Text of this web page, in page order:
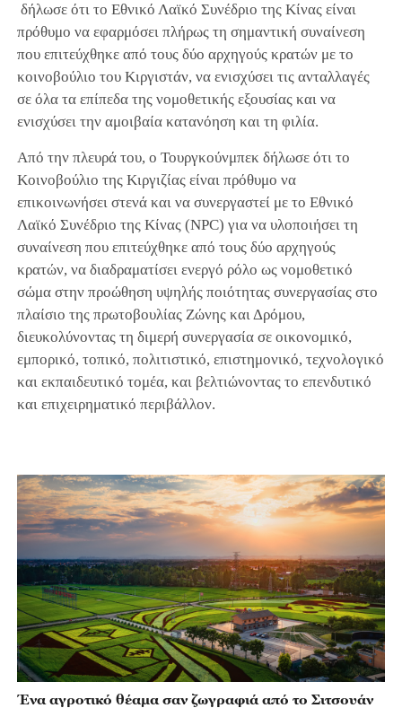
δήλωσε ότι το Εθνικό Λαϊκό Συνέδριο της Κίνας είναι
πρόθυμο να εφαρμόσει πλήρως τη σημαντική συναίνεση
που επιτεύχθηκε από τους δύο αρχηγούς κρατών με το
κοινοβούλιο του Κιργιστάν, να ενισχύσει τις ανταλλαγές
σε όλα τα επίπεδα της νομοθετικής εξουσίας και να
ενισχύσει την αμοιβαία κατανόηση και τη φιλία.
Από την πλευρά του, ο Τουργκούνμπεκ δήλωσε ότι το
Κοινοβούλιο της Κιργιζίας είναι πρόθυμο να
επικοινωνήσει στενά και να συνεργαστεί με το Εθνικό
Λαϊκό Συνέδριο της Κίνας (NPC) για να υλοποιήσει τη
συναίνεση που επιτεύχθηκε από τους δύο αρχηγούς
κρατών, να διαδραματίσει ενεργό ρόλο ως νομοθετικό
σώμα στην προώθηση υψηλής ποιότητας συνεργασίας στο
πλαίσιο της πρωτοβουλίας Ζώνης και Δρόμου,
διευκολύνοντας τη διμερή συνεργασία σε οικονομικό,
εμπορικό, τοπικό, πολιτιστικό, επιστημονικό, τεχνολογικό
και εκπαιδευτικό τομέα, και βελτιώνοντας το επενδυτικό
και επιχειρηματικό περιβάλλον.
Ένα αγροτικό θέαμα σαν ζωγραφιά από το Σιτσουάν